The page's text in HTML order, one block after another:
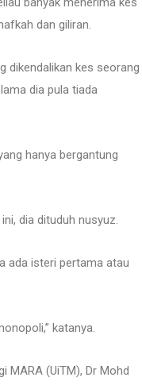
dan giliran.
dikendalikan kes seorang
dia pula tiada
hanya bergantung
dia dituduh nusyuz.
ada isteri pertama atau
katanya.
MARA (UiTM), Dr Mohd